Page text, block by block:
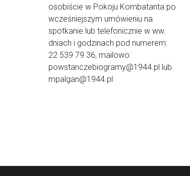
osobiście w Pokoju Kombatanta po
wcześniejszym umówieniu na
spotkanie lub telefonicznie w ww.
dniach i godzinach pod numerem:
22 539 79 36, mailowo:
powstanczebiogramy@1944.pl lub
mpalgan@1944.pl